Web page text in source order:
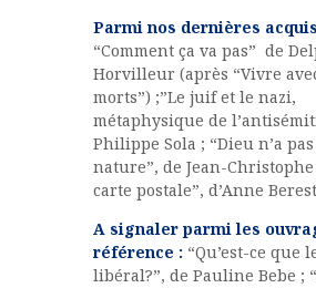
Parmi nos dernières
“Comment ça va pas” de
Horvilleur (après “Vivre
morts”) ;”Le juif et le nazi,
métaphysique de
Philippe Sola ; “Dieu n’a
nature”, de Jean-Christophe
carte postale”, d’Anne
A signaler parmi les
référence : “Qu’est-ce que
libéral?”, de Pauline Bebe ;